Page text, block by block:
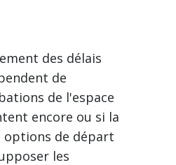
des délais
de
de l'espace
encore ou si la
options de départ
les